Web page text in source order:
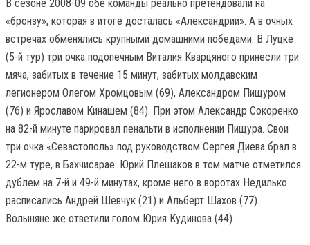
В сезоне 2008-09 обе команды реально претендовали на
«бронзу», которая в итоге досталась «Александрии». А в очных
встречах обменялись крупными домашними победами. В Луцке
(5-й тур) три очка подопечным Виталия Кварцяного принесли три
мяча, забитых в течение 15 минут, забитых молдавским
легионером Олегом Хромцовым (69), Александром Пищуром
(76) и Ярославом Кинашем (84). При этом Александр Сокоренко
на 82-й минуте парировал пенальти в исполнении Пищура. Свои
три очка «Севастополь» под руководством Сергея Диева брал в
22-м туре, в Бахчисарае. Юрий Плешаков в том матче отметился
дублем на 7-й и 49-й минутах, кроме него в воротах Недилько
расписались Андрей Шевчук (21) и Альберт Шахов (77).
Волыняне же ответили голом Юрия Кудинова (44).